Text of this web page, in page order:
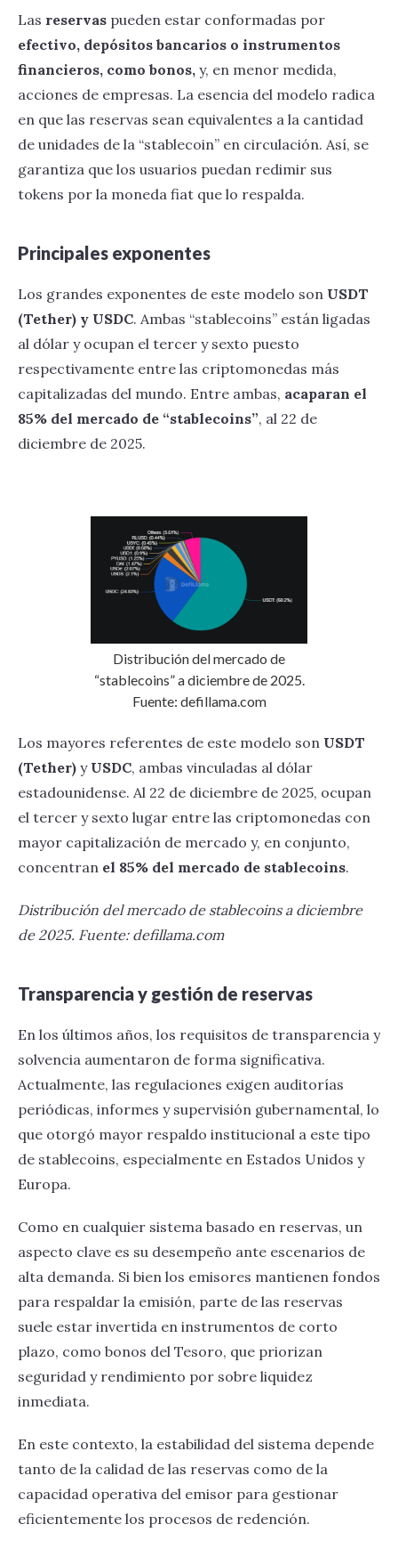
Las reservas pueden estar conformadas por
efectivo, depósitos bancarios o instrumentos
financieros, como bonos, y, en menor medida,
acciones de empresas. La esencia del modelo radica
en que las reservas sean equivalentes a la cantidad
de unidades de la “stablecoin” en circulación. Así, se
garantiza que los usuarios puedan redimir sus
tokens por la moneda fiat que lo respalda.
Principales exponentes
Los grandes exponentes de este modelo son USDT
(Tether) y USDC. Ambas “stablecoins” están ligadas
al dólar y ocupan el tercer y sexto puesto
respectivamente entre las criptomonedas más
capitalizadas del mundo. Entre ambas, acaparan el
85% del mercado de “stablecoins”, al 22 de
diciembre de 2025.
Distribución del mercado de
“stablecoins” a diciembre de 2025.
Fuente: defillama.com
Los mayores referentes de este modelo son USDT
(Tether) y USDC, ambas vinculadas al dólar
estadounidense. Al 22 de diciembre de 2025, ocupan
el tercer y sexto lugar entre las criptomonedas con
mayor capitalización de mercado y, en conjunto,
concentran el 85% del mercado de stablecoins.
Distribución del mercado de stablecoins a diciembre
de 2025. Fuente: defillama.com
Transparencia y gestión de reservas
En los últimos años, los requisitos de transparencia y
solvencia aumentaron de forma significativa.
Actualmente, las regulaciones exigen auditorías
periódicas, informes y supervisión gubernamental, lo
que otorgó mayor respaldo institucional a este tipo
de stablecoins, especialmente en Estados Unidos y
Europa.
Como en cualquier sistema basado en reservas, un
aspecto clave es su desempeño ante escenarios de
alta demanda. Si bien los emisores mantienen fondos
para respaldar la emisión, parte de las reservas
suele estar invertida en instrumentos de corto
plazo, como bonos del Tesoro, que priorizan
seguridad y rendimiento por sobre liquidez
inmediata.
En este contexto, la estabilidad del sistema depende
tanto de la calidad de las reservas como de la
capacidad operativa del emisor para gestionar
eficientemente los procesos de redención.